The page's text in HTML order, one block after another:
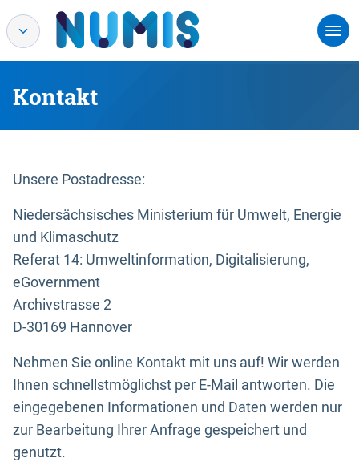
Kontakt
Unsere Postadresse:
Niedersächsisches Ministerium für Umwelt, Energie
und Klimaschutz
Referat 14: Umweltinformation, Digitalisierung,
eGovernment
Archivstrasse 2
D-30169 Hannover
Nehmen Sie online Kontakt mit uns auf! Wir werden
Ihnen schnellstmöglichst per E-Mail antworten. Die
eingegebenen Informationen und Daten werden nur
zur Bearbeitung Ihrer Anfrage gespeichert und
genutzt.